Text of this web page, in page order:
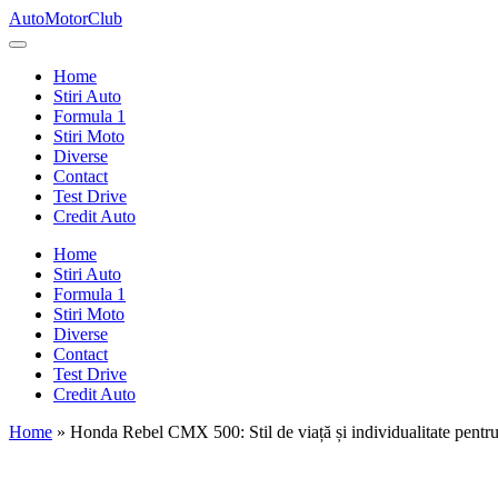
Skip
to
AutoMotorClub
Totul
masini
pasionatii
masini
Home
Stiri Auto
Formula 1
Stiri Moto
Diverse
Contact
Test Drive
Credit Auto
Home
Stiri Auto
Formula 1
Stiri Moto
Diverse
Contact
Test Drive
Credit Auto
Home » Honda Rebel CMX 500: Stil de viață și individualitate